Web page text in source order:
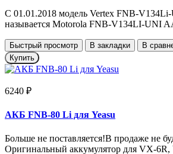
С 01.01.2018 модель Vertex FNB-
называется Motorola FNB-V134LI-UNI
Быстрый просмотр В закладки
В
Купить
6240 ₽
АКБ FNB-80 Li для Yeasu
Больше не поставляется!В продаже не
Оригинальный аккумулятор для VX-6R,